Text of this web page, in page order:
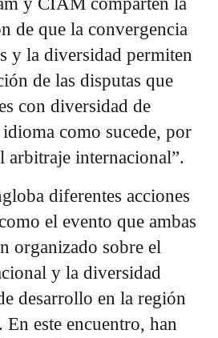
de que la convergencia
y la diversidad permiten
de las disputas que
con diversidad de
como sucede, por
arbitraje internacional”.
diferentes acciones
el evento que ambas
organizado sobre el
y la diversidad
desarrollo en la región
En este encuentro, han